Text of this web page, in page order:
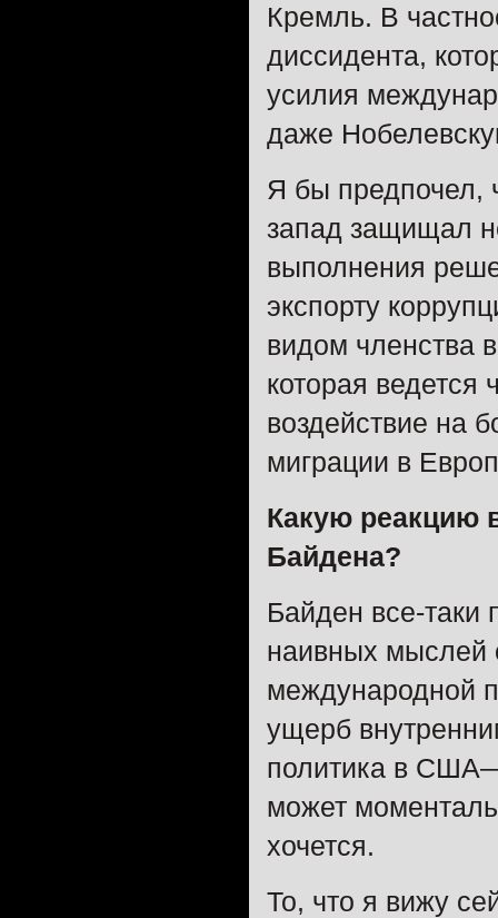
Кремль. В
диссидента,
усилия
даже
Я бы предпочел,
запад защищал
выполнения
экспорту
видом членства
которая ведется
воздействие на
миграции в
Какую реакцию
Байдена?
Байден все-
наивных мыслей
международной
ущерб
политика в
может
хочется.
То, что я вижу